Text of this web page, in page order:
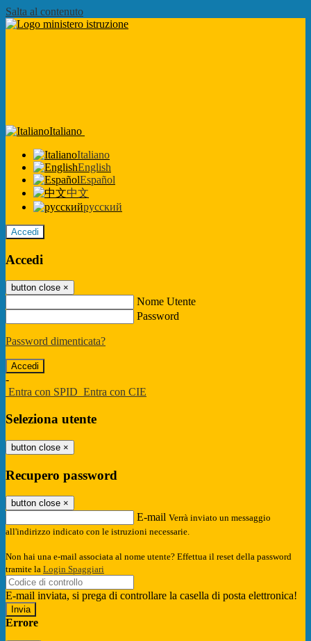
Salta al contenuto
Italiano
Italiano
English
Español
中文
русский
Accedi
Accedi
button close ×
Nome Utente
Password
Password dimenticata?
-
Entra con SPID Entra con CIE
Seleziona utente
button close ×
Recupero password
button close ×
E-mail Verrà inviato un messaggio
all'indirizzo indicato con le istruzioni necessarie.
Non hai una e-mail associata al nome utente? Effettua il reset della password
tramite la Login Spaggiari
E-mail inviata, si prega di controllare la casella di posta elettronica!
Errore